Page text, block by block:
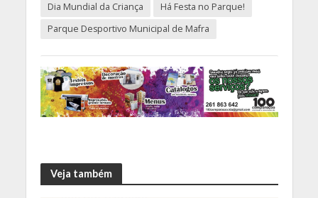
Dia Mundial da Criança
Há Festa no Parque!
Parque Desportivo Municipal de Mafra
Veja também